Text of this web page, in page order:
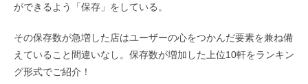
ができるよう「保存」をしている。
その保存数が急増した店はユーザーの心をつかんだ要素を兼ね備
えていること間違いなし。保存数が増加した上位10軒をランキン
グ形式でご紹介！